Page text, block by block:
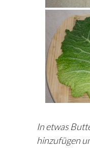
In etwas
hinzufügen